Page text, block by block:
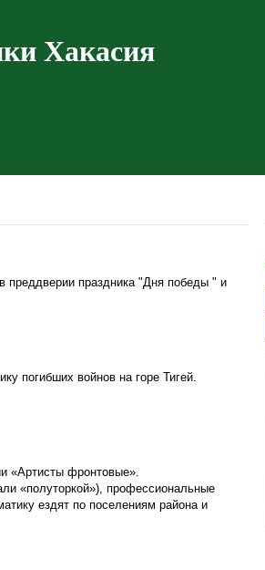
Хакасия
преддверии праздника "Дня победы " и
погибших войнов на горе Тигей.
«Артисты фронтовые».
«полуторкой»), профессиональные
ездят по поселениям района и